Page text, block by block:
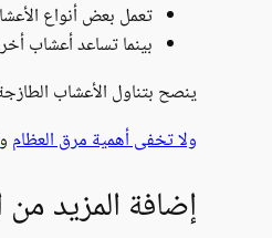
تعمل بعض أنواع
بينما تساعد أعشاب
ينصح بتناول الأعشاب
ولا تخفى أهمية مرق العظام و
إضافة المزيد من